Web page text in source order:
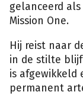
gelanceerd
Mission One.
Hij reist naar
in de stilte
is afgewikkeld
permanent